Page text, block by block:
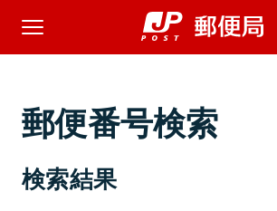
郵便番号検索
検索結果